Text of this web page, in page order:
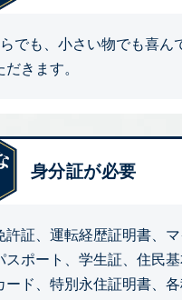
でも、小さい物でも喜ん
だきます。
身分証が必要
許証、運転経歴証明書、
スポート、学生証、住民基
ード、特別永住証明書、